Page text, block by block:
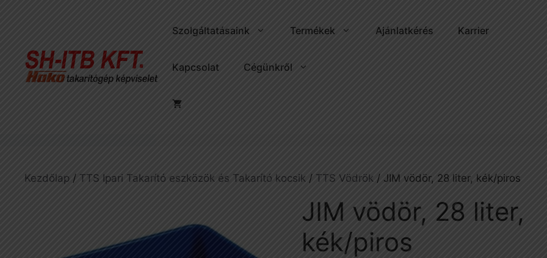
Szolgáltatásaink Termékek Ajánlatkérés Karrier
Kapcsolat Cégünkről
Kezdőlap / TTS Ipari Takarító eszközök és Takarító kocsik / TTS Vödrök / JIM vödör, 28 liter, kék/piros
JIM vödör, 28 liter,
kék/piros